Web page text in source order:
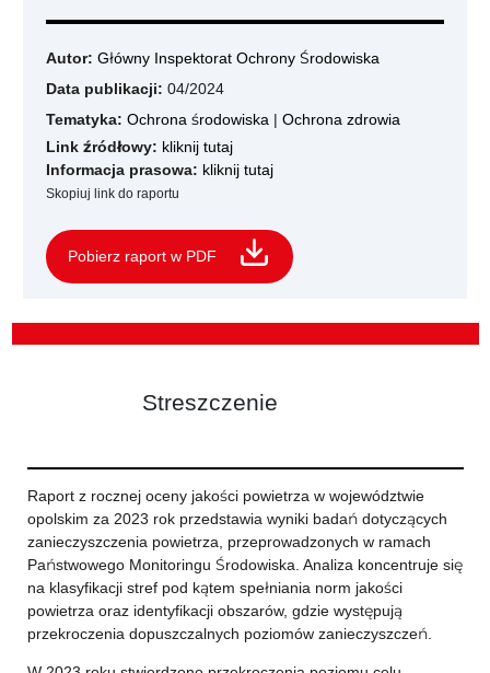
Autor: Główny Inspektorat Ochrony Środowiska
Data publikacji: 04/2024
Tematyka: Ochrona środowiska | Ochrona zdrowia
Link źródłowy: kliknij tutaj
Informacja prasowa: kliknij tutaj
Skopiuj link do raportu
Pobierz raport w PDF
Streszczenie
Raport z rocznej oceny jakości powietrza w województwie
opolskim za 2023 rok przedstawia wyniki badań dotyczących
zanieczyszczenia powietrza, przeprowadzonych w ramach
Państwowego Monitoringu Środowiska. Analiza koncentruje się
na klasyfikacji stref pod kątem spełniania norm jakości
powietrza oraz identyfikacji obszarów, gdzie występują
przekroczenia dopuszczalnych poziomów zanieczyszczeń.